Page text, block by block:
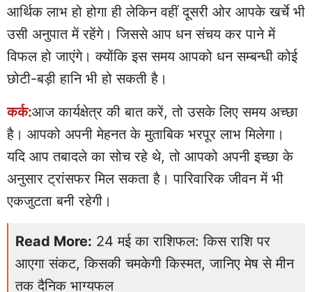
आर्थिक लाभ हो होगा ही लेकिन वहीं दूसरी ओर आपके खर्चे भी
उसी अनुपात में रहेंगे। जिससे आप धन संचय कर पाने में
विफल हो जाएंगे। क्योंकि इस समय आपको धन सम्बन्धी कोई
छोटी-बड़ी हानि भी हो सकती है।
कर्क:आज कार्यक्षेत्र की बात करें, तो उसके लिए समय अच्छा
है। आपको अपनी मेहनत के मुताबिक भरपूर लाभ मिलेगा।
यदि आप तबादले का सोच रहे थे, तो आपको अपनी इच्छा के
अनुसार ट्रांसफर मिल सकता है। पारिवारिक जीवन में भी
एकजुटता बनी रहेगी।
Read More: 24 मई का राशिफल: किस राशि पर
आएगा संकट, किसकी चमकेगी किस्मत, जानिए मेष से मीन
तक दैनिक भाग्यफल